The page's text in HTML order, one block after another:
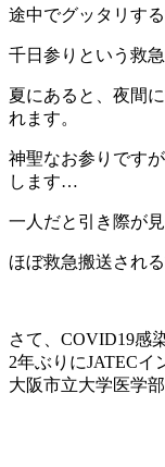
途中でグッタリす
千日参りという救
夏にあると、夜間
れます。
神聖なお参りです
します…
一人だと引き際が
ほぼ救急搬送され
さて、COVID19感
2年ぶりにJATECイ
大阪市立大学医学